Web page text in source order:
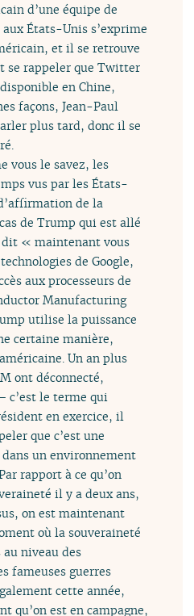
d’une équipe de
États-Unis s’exprime
et il se retrouve
se rappeler que Twitter
en Chine,
façons, Jean-Paul
plus tard, donc il se
vous le savez, les
vus par les États-
de la
de Trump qui est allé
« maintenant vous
de Google,
aux processeurs de
Manufacturing
utilise la puissance
certaine manière,
Un an plus
ont déconnecté,
le terme qui
en exercice, il
que c’est une
un environnement
rapport à ce qu’on
il y a deux ans,
on est maintenant
où la souveraineté
niveau des
fameuses guerres
cette année,
qu’on est en campagne,